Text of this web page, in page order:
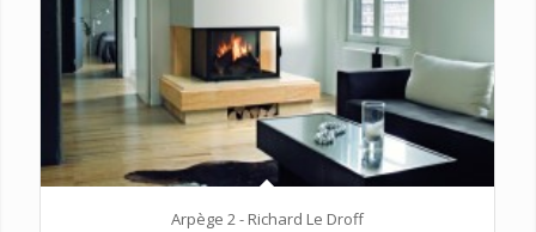
Arpège 2 - Richard Le Droff